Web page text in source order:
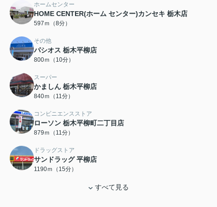
ホームセンター
HOME CENTER(ホーム センター)カンセキ 栃木店
597ｍ（8分）
その他
パシオス 栃木平柳店
800ｍ（10分）
スーパー
かましん 栃木平柳店
840ｍ（11分）
コンビニエンスストア
ローソン 栃木平柳町二丁目店
879ｍ（11分）
ドラッグストア
サンドラッグ 平柳店
1190ｍ（15分）
すべて見る